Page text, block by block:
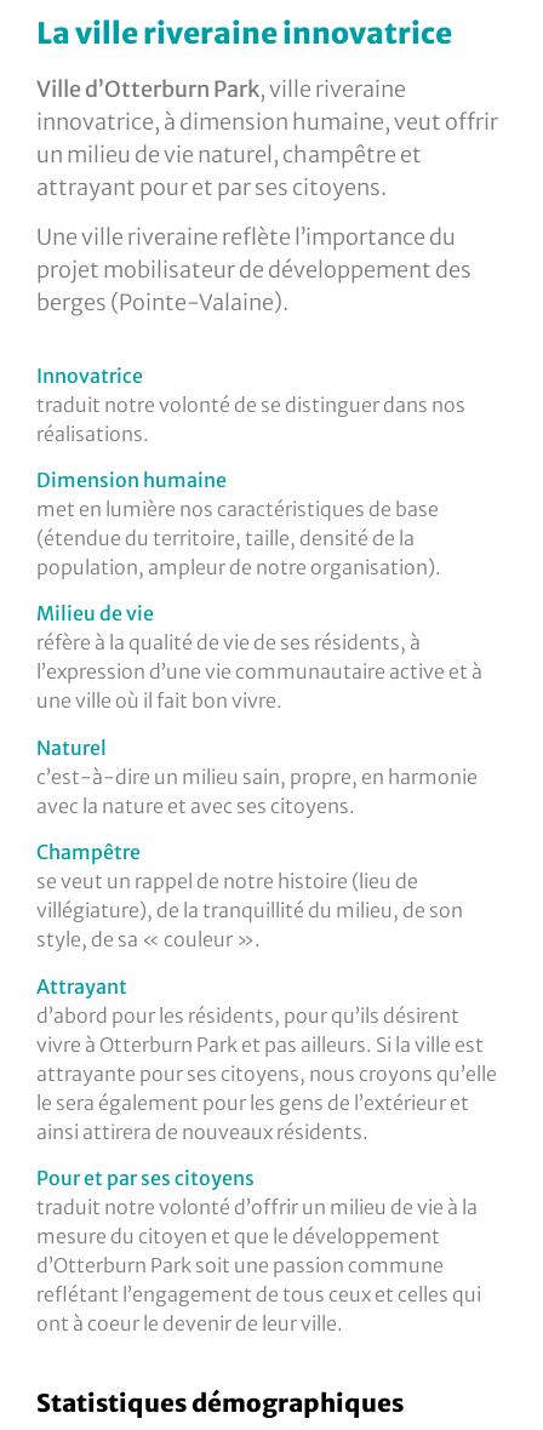
La ville riveraine innovatrice
Ville d’Otterburn Park, ville riveraine
innovatrice, à dimension humaine, veut offrir
un milieu de vie naturel, champêtre et
attrayant pour et par ses citoyens.
Une ville riveraine reflète l’importance du
projet mobilisateur de développement des
berges (Pointe-Valaine).
Innovatrice
traduit notre volonté de se distinguer dans nos
réalisations.
Dimension humaine
met en lumière nos caractéristiques de base
(étendue du territoire, taille, densité de la
population, ampleur de notre organisation).
Milieu de vie
réfère à la qualité de vie de ses résidents, à
l’expression d’une vie communautaire active et à
une ville où il fait bon vivre.
Naturel
c’est-à-dire un milieu sain, propre, en harmonie
avec la nature et avec ses citoyens.
Champêtre
se veut un rappel de notre histoire (lieu de
villégiature), de la tranquillité du milieu, de son
style, de sa « couleur ».
Attrayant
d’abord pour les résidents, pour qu’ils désirent
vivre à Otterburn Park et pas ailleurs. Si la ville est
attrayante pour ses citoyens, nous croyons qu’elle
le sera également pour les gens de l’extérieur et
ainsi attirera de nouveaux résidents.
Pour et par ses citoyens
traduit notre volonté d’offrir un milieu de vie à la
mesure du citoyen et que le développement
d’Otterburn Park soit une passion commune
reflétant l’engagement de tous ceux et celles qui
ont à coeur le devenir de leur ville.
Statistiques démographiques